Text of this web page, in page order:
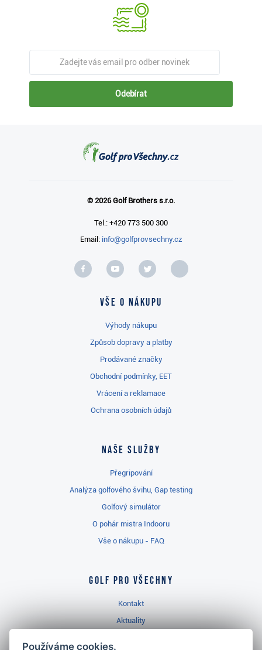
Odebírat
© 2026 Golf Brothers s.r.o.
Tel.: +420 773 500 300
Email: info@golfprovsechny.cz
Vše o nákupu
Výhody nákupu
Způsob dopravy a platby
Prodávané značky
Obchodní podmínky, EET
Vrácení a reklamace
Ochrana osobních údajů
Naše služby
Přegripování
Analýza golfového švihu, Gap testing
Golfový simulátor
O pohár mistra Indooru
Vše o nákupu - FAQ
Golf pro všechny
Kontakt
Aktuality
Používáme cookies.